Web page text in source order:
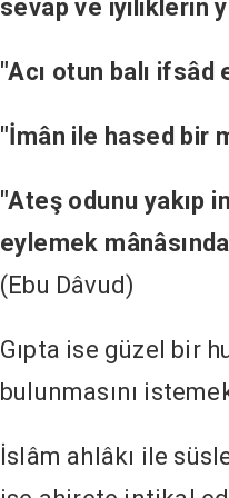
sevap ve iyiliklerin
"Acı otun balı
"İmân ile hased bir
"Ateş odunu yakıp
eylemek
(Ebu Dâvud)
Gıpta ise güzel bir
bulunmasını
İslâm ahlâkı ile